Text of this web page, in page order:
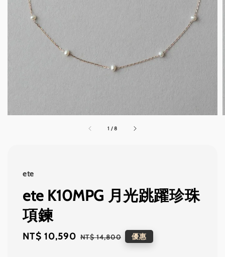
1 /8
ete
ete K10MPG 月光跳躍珍珠
項鍊
Sale
NT$ 10,590 Regular
NT$ 14,800 優惠